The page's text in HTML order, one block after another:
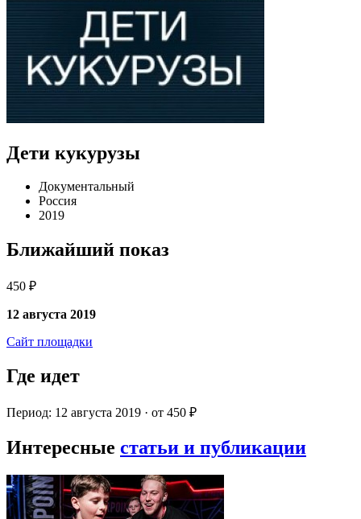
Дети кукурузы
Документальный
Россия
2019
Ближайший показ
450 ₽
12 августа 2019
Сайт площадки
Где идет
Период: 12 августа 2019 · от 450 ₽
Интересные статьи и публикации